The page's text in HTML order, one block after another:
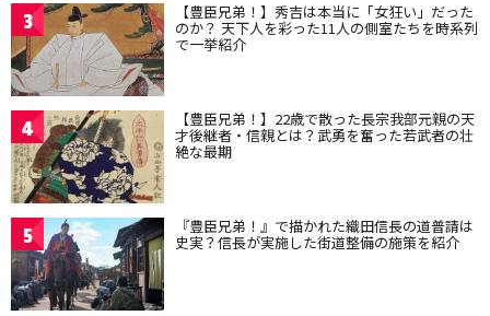
3 【豊臣兄弟！】秀吉は本当に「女狂い」だった
のか？ 天下人を彩った11人の側室たちを時系列
で一挙紹介
4 【豊臣兄弟！】22歳で散った長宗我部元親の天
才後継者・信親とは？武勇を奮った若武者の壮
絶な最期
5 『豊臣兄弟！』で描かれた織田信長の道普請は
史実？信長が実施した街道整備の施策を紹介